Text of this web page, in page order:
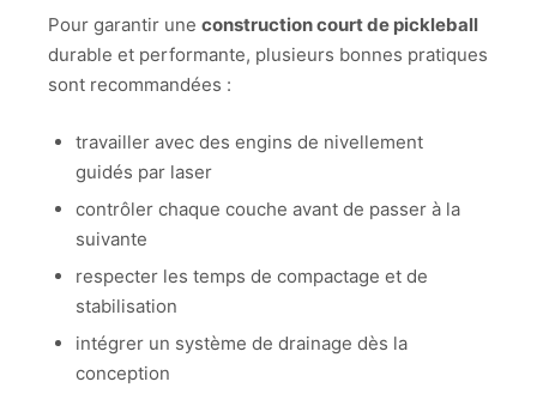
Pour garantir une construction court de pickleball
durable et performante, plusieurs bonnes pratiques
sont recommandées :
travailler avec des engins de nivellement
guidés par laser
contrôler chaque couche avant de passer à la
suivante
respecter les temps de compactage et de
stabilisation
intégrer un système de drainage dès la
conception